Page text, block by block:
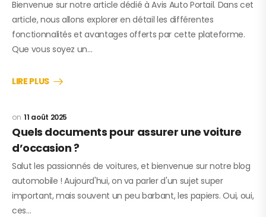
Bienvenue sur notre article dédié à Avis Auto Portail. Dans cet
article, nous allons explorer en détail les différentes
fonctionnalités et avantages offerts par cette plateforme.
Que vous soyez un…
LIRE PLUS
11 août 2025
Quels documents pour assurer une voiture
d’occasion ?
Salut les passionnés de voitures, et bienvenue sur notre blog
automobile ! Aujourd'hui, on va parler d'un sujet super
important, mais souvent un peu barbant, les papiers. Oui, oui,
ces…